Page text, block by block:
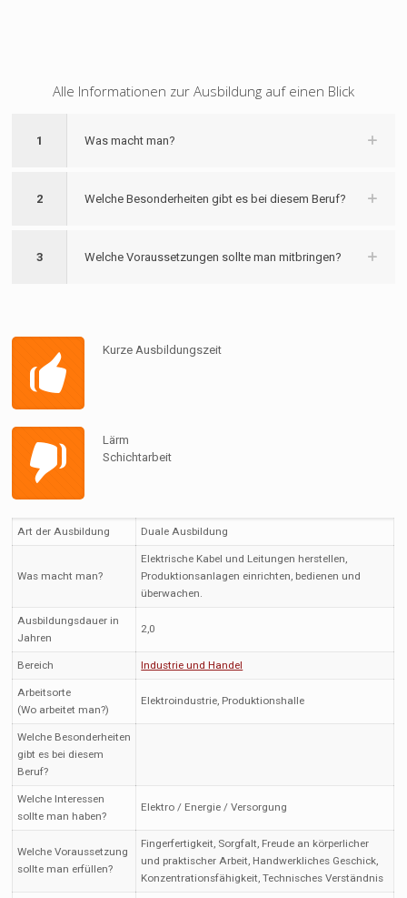
Alle Informationen zur Ausbildung auf einen Blick
1 Was macht man?
2 Welche Besonderheiten gibt es bei diesem Beruf?
3 Welche Voraussetzungen sollte man mitbringen?
Kurze Ausbildungszeit
Lärm
Schichtarbeit
Art der Ausbildung Duale Ausbildung
Was macht man?
Elektrische Kabel und Leitungen herstellen,
Produktionsanlagen einrichten, bedienen und
überwachen.
Ausbildungsdauer in
Jahren
2,0
Bereich Industrie und Handel
Arbeitsorte
(Wo arbeitet man?)
Elektroindustrie, Produktionshalle
Welche Besonderheiten
gibt es bei diesem
Beruf?
Welche Interessen
sollte man haben?
Elektro / Energie / Versorgung
Welche Voraussetzung
sollte man erfüllen?
Fingerfertigkeit, Sorgfalt, Freude an körperlicher
und praktischer Arbeit, Handwerkliches Geschick,
Konzentrationsfähigkeit, Technisches Verständnis